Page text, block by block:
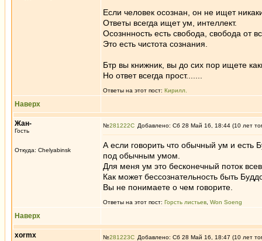
Если человек осознан, он не ищет
Ответы всегда ищет ум, интеллект.
Осозннность есть свобода, свобода от
Это есть чистота сознания.
Бтр вы книжник, вы до сих пор ищете
Но ответ всегда прост.......
Ответы на этот пост: Кирилл.
Наверх
Жан-
Гость
Откуда: Chelyabinsk
№281222 Добавлено: Сб 28 Май 16, 18:44 (10 лет
А если говорить что обычный ум и есть
под обычным умом.
Для меня ум это бесконечный поток
Как может бессознательность быть
Вы не понимаете о чем говорите.
Ответы на этот пост: Горсть листьев Won Soeng
Наверх
xormx №281223 Добавлено: Сб 28 Май 16, 18:47 (10 лет